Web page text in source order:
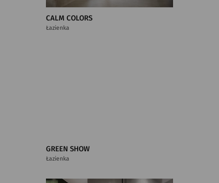
CALM COLORS
Łazienka
GREEN SHOW
Łazienka